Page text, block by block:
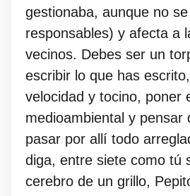
gestionaba, aunque no
responsables) y afecta a
vecinos. Debes ser un
escribir lo que has
velocidad y tocino, poner
medioambiental y pensar
pasar por allí todo
diga, entre siete como tú
cerebro de un grillo,